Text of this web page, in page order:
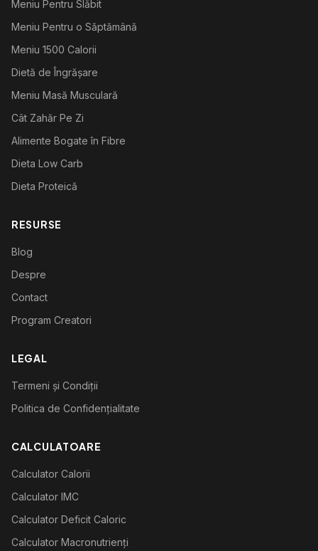
Meniu Pentru Slăbit
Meniu Pentru o Săptămână
Meniu 1500 Calorii
Dietă de Îngrășare
Meniu Masă Musculară
Cât Zahăr Pe Zi
Alimente Bogate în Fibre
Dieta Low Carb
Dieta Proteică
RESURSE
Blog
Despre
Contact
Program Creatori
LEGAL
Termeni și Condiții
Politica de Confidențialitate
CALCULATOARE
Calculator Calorii
Calculator IMC
Calculator Deficit Caloric
Calculator Macronutrienți